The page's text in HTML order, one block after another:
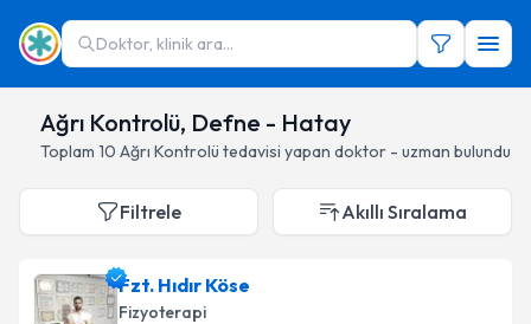
Doktor, klinik ara...
Ağrı Kontrolü, Defne - Hatay
Toplam 10 Ağrı Kontrolü tedavisi yapan doktor - uzman bulundu
Filtrele Akıllı Sıralama
Fzt. Hıdır Köse
Fizyoterapi